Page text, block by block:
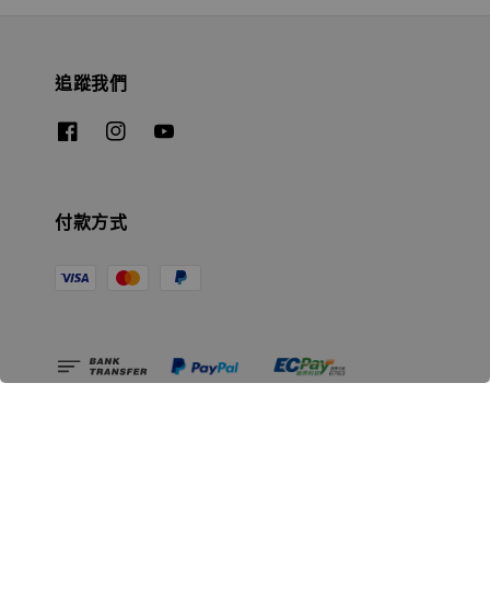
追蹤我們
付款方式